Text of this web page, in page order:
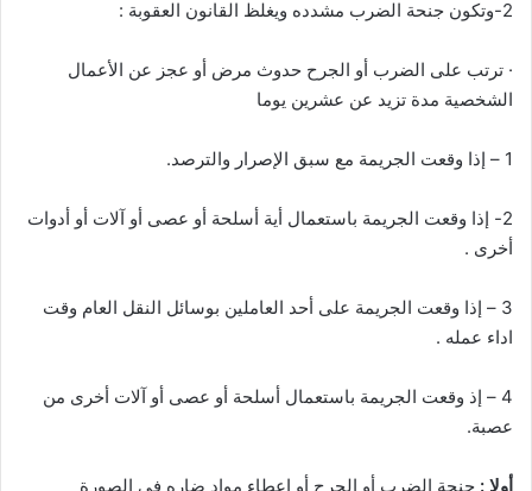
2-وتكون جنحة الضرب مشدده ويغلظ القانون العقوبة :
· ترتب على الضرب أو الجرح حدوث مرض أو عجز عن الأعمال
الشخصية مدة تزيد عن عشرين يوما
1 – إذا وقعت الجريمة مع سبق الإصرار والترصد.
2- إذا وقعت الجريمة باستعمال أية أسلحة أو عصى أو آلات أو أدوات
أخرى .
3 – إذا وقعت الجريمة على أحد العاملين بوسائل النقل العام وقت
اداء عمله .
4 – إذ وقعت الجريمة باستعمال أسلحة أو عصى أو آلات أخرى من
عصبة.
أولا : جنحة الضرب أو الجرح أو إعطاء مواد ضاره فى الصورة